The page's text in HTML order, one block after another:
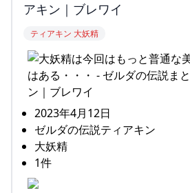
ティアキン 攻略
アキン｜ブレワイ
ティアキン 大妖精
2023年4月12日
ゼルダの伝説ティアキン
大妖精
1件